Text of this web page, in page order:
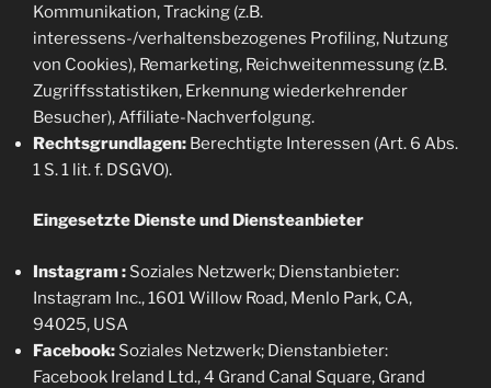
Kommunikation, Tracking (z.B.
interessens-/verhaltensbezogenes Profiling, Nutzung
von Cookies), Remarketing, Reichweitenmessung (z.B.
Zugriffsstatistiken, Erkennung wiederkehrender
Besucher), Affiliate-Nachverfolgung.
Rechtsgrundlagen: Berechtigte Interessen (Art. 6 Abs.
1 S. 1 lit. f. DSGVO).
Eingesetzte Dienste und Diensteanbieter
Instagram : Soziales Netzwerk; Dienstanbieter:
Instagram Inc., 1601 Willow Road, Menlo Park, CA,
94025, USA
Facebook: Soziales Netzwerk; Dienstanbieter:
Facebook Ireland Ltd., 4 Grand Canal Square, Grand